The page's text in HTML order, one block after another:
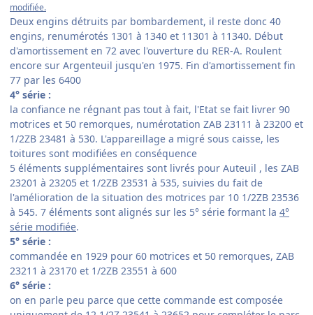
modifiée.
Deux engins détruits par bombardement, il reste donc 40
engins, renumérotés 1301 à 1340 et 11301 à 11340. Début
d'amortissement en 72 avec l'ouverture du RER-A. Roulent
encore sur Argenteuil jusqu'en 1975. Fin d'amortissement fin
77 par les 6400
4° série :
la confiance ne régnant pas tout à fait, l'Etat se fait livrer 90
motrices et 50 remorques, numérotation ZAB 23111 à 23200 et
1/2ZB 23481 à 530. L'appareillage a migré sous caisse, les
toitures sont modifiées en conséquence
5 éléments supplémentaires sont livrés pour Auteuil , les ZAB
23201 à 23205 et 1/2ZB 23531 à 535, suivies du fait de
l'amélioration de la situation des motrices par 10 1/2ZB 23536
à 545. 7 éléments sont alignés sur les 5° série formant la 4°
série modifiée.
5° série :
commandée en 1929 pour 60 motrices et 50 remorques, ZAB
23211 à 23170 et 1/2ZB 23551 à 600
6° série :
on en parle peu parce que cette commande est composée